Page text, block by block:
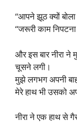
“आपने झूठ क्यों बोला
“जरूरी काम
और इस बार नीरा ने
चूसने लगी।
मुझे लगभग अपनी
मेरे हाथ भी उसको
नीरा ने एक हाथ से